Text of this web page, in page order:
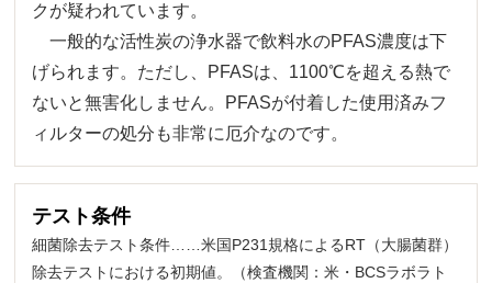
クが疑われています。
一般的な活性炭の浄水器で飲料水のPFAS濃度は下
げられます。ただし、PFASは、1100℃を超える熱で
ないと無害化しません。PFASが付着した使用済みフ
ィルターの処分も非常に厄介なのです。
テスト条件
細菌除去テスト条件……米国P231規格によるRT（大腸菌群）
除去テストにおける初期値。（検査機関：米・BCSラボラト